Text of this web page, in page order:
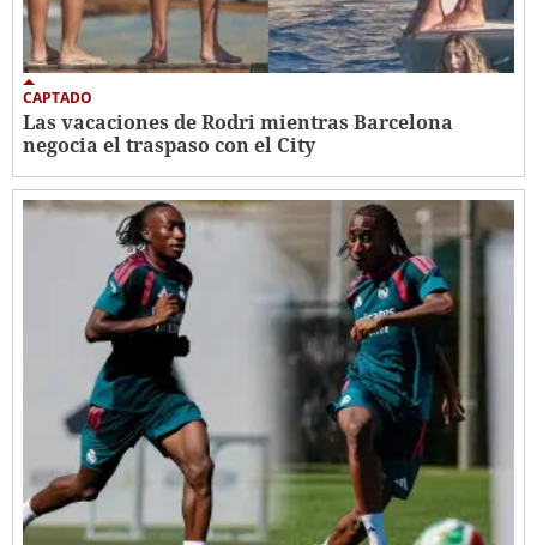
CAPTADO
Las vacaciones de Rodri mientras Barcelona
negocia el traspaso con el City